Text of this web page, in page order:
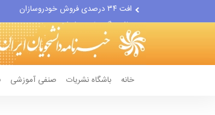
علل مرگ زنان در ایران
اعتراف رسانه‌های خارجی به...
خانه باشگاه نشریات صنفی آموزشی